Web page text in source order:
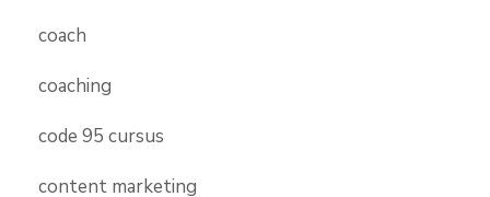
coach
coaching
code 95 cursus
content marketing